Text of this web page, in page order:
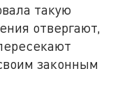
такую
отвергают,
законным